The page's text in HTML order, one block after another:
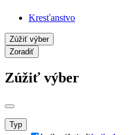
Kresťanstvo
Zúžiť výber
Zoradiť
Zúžiť výber
Typ